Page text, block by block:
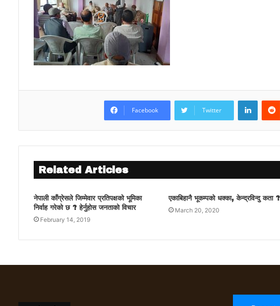
Facebook Twitter
Related Articles
नेपाली काँग्रेसले जिम्मेवार प्रतिपक्षको भूमिका
निर्वाह गरेको छ ? हेर्नुहोस जनताको विचार
February 14, 2019
एकाबिहानै भूकम्पको धक्का, केन्द्रविन्दु कता ?
March 20, 2020